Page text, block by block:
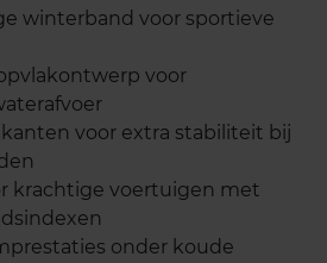
winterband voor sportieve
voor
voor extra stabiliteit bij
krachtige voertuigen met
onder koude